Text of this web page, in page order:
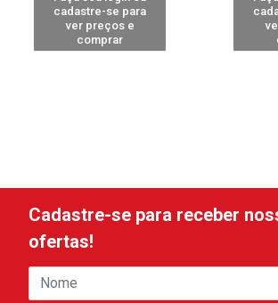
cadastre-se para
ver preços e
comprar
Cadastre-se para receber
ofertas!